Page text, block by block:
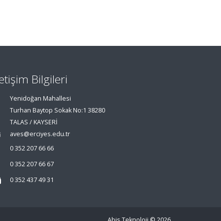
Bilgileri
Yenidoğan Mahallesi
Turhan Baytop Sokak No:1 38280
TALAS / KAYSERİ
aves@erciyes.edu.tr
0 352 207 66 66
0 352 207 66 67
0 352 437 49 31